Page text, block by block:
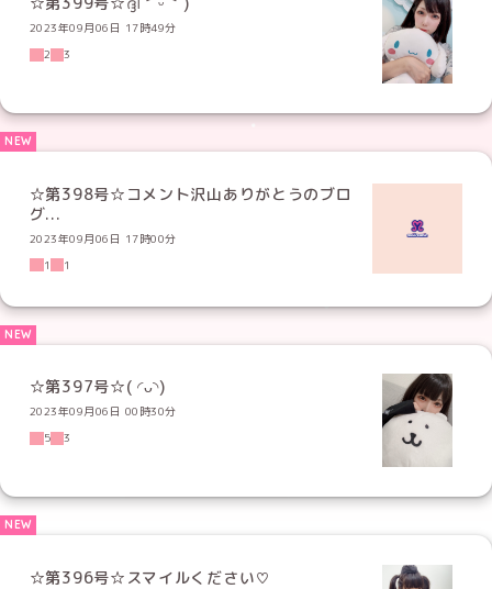
2023年09月06日 17時49分
2
3
☆第398号☆コメント沢山ありがとうのブロ
グ...
2023年09月06日 17時00分
1
1
☆第397号☆( ◜ᴗ◝)
2023年09月06日 00時30分
5
3
☆第396号☆スマイルください♡